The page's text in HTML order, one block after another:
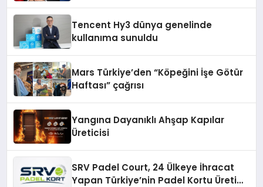
Tencent Hy3 dünya genelinde
kullanıma sunuldu
Mars Türkiye’den “Köpeğini İşe Götür
Haftası” çağrısı
Yangına Dayanıklı Ahşap Kapılar
Üreticisi
SRV Padel Court, 24 Ülkeye İhracat
Yapan Türkiye’nin Padel Kortu Üretim